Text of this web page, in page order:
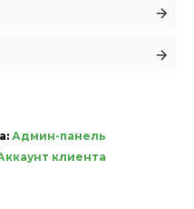
Админ-панель
клиента